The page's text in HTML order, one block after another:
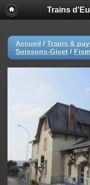
Trains
Accueil / Trains &
Soissons-Givet /